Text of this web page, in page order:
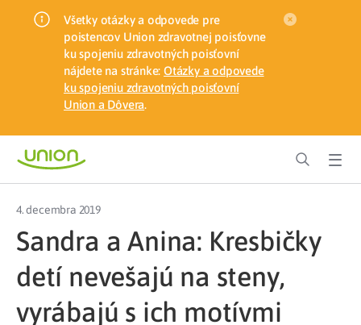
Všetky otázky a odpovede pre
poistencov Union zdravotnej poisťovne
ku spojeniu zdravotných poisťovní
nájdete na stránke: Otázky a odpovede
ku spojeniu zdravotných poisťovní
Union a Dôvera.
4. decembra 2019
Sandra a Anina: Kresbičky
detí nevešajú na steny,
vyrábajú s ich motívmi